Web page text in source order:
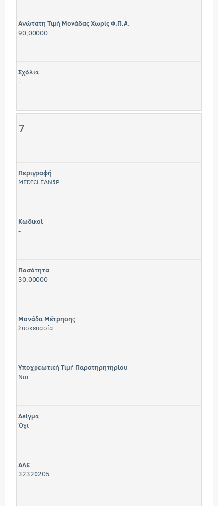
Ανώτατη Τιμή Μονάδας Χωρίς Φ.Π.Α.
90,00000
Σχόλια
-
7
Περιγραφή
MEDICLEAN5P
Κωδικοί
-
Ποσότητα
30,00000
Μονάδα Μέτρησης
Συσκευασία
Υποχρεωτική Τιμή Παρατηρητηρίου
Ναι
Δείγμα
Όχι
ΑΛΕ
32320205